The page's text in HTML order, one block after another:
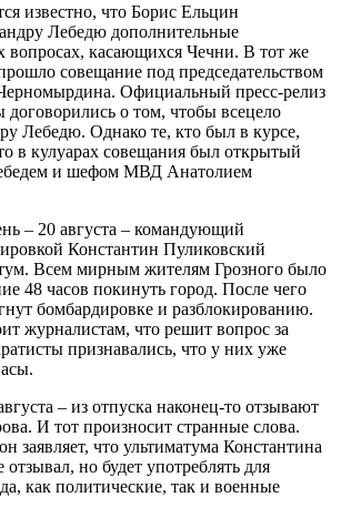
известно, что Борис Ельцин
Лебедю дополнительные
вопросах, касающихся Чечни. В тот же
совещание под председательством
Официальный пресс-релиз
договорились о том, чтобы всецело
Лебедю. Однако те, кто был в курсе,
в кулуарах совещания был открытый
и шефом МВД Анатолием
– 20 августа – командующий
Константин Пуликовский
Всем мирным жителям Грозного было
48 часов покинуть город. После чего
бомбардировке и разблокированию.
журналистам, что решит вопрос за
признавались, что у них уже
– из отпуска наконец-то отзывают
И тот произносит странные слова.
заявляет, что ультиматума Константина
но будет употреблять для
как политические, так и военные